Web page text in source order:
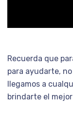
Recuerda que
para ayudarte,
llegamos a
brindarte el